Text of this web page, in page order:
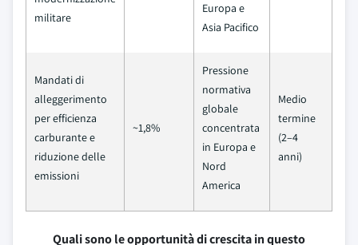
militare
Europa e
Asia Pacifico
Mandati di
alleggerimento
per efficienza
carburante e
riduzione delle
emissioni
~1,8%
Pressione
normativa
globale
concentrata
in Europa e
Nord
America
Medio
termine
(2–4
anni)
Quali sono le opportunità di crescita in questo